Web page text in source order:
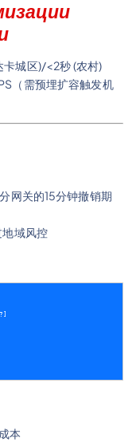
城区)/<2秒 (农村)
（需预埋扩容触发机
网关的15分钟撤销期
域风控
本